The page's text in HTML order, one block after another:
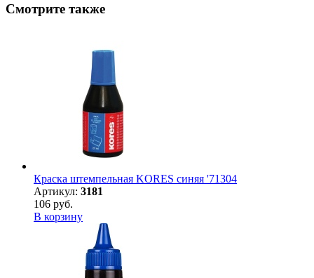
Смотрите также
Краска штемпельная KORES синяя '71304
Артикул: 3181
106 руб.
В корзину